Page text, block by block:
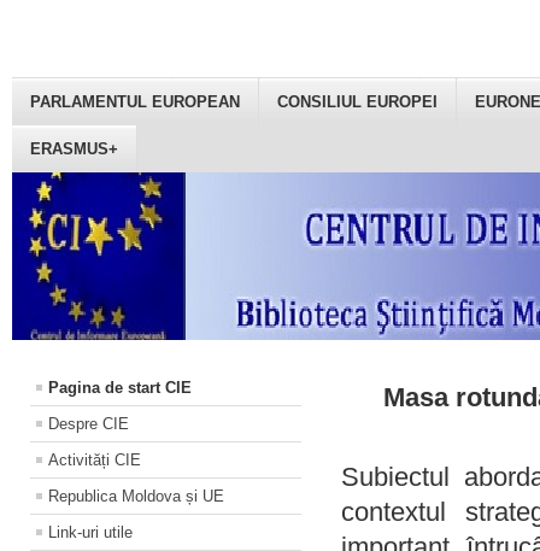
PARLAMENTUL EUROPEAN CONSILIUL EUROPEI
ERASMUS+
Pagina de start CIE
Despre CIE
Activități CIE
Republica Moldova și UE
Link-uri utile
Masa
Subiectul
contextul